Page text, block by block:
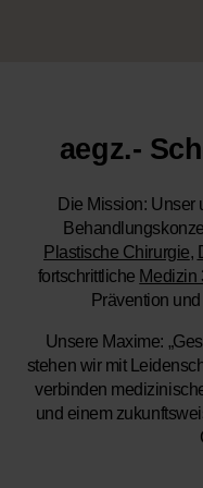
aegz.-
Die Mission: Unser
Plastische Chirurgie,
fortschrittliche Medizin
Prävention
Unsere Maxime:
stehen wir mit
verbinden
und einem